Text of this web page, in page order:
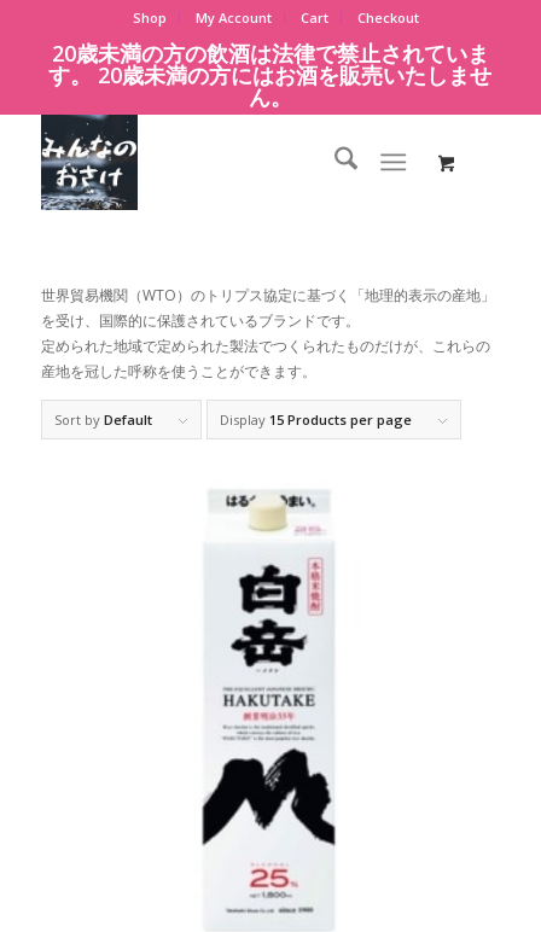
Shop My Account Cart Checkout
20歳未満の方の飲酒は法律で禁止されていま
す。 20歳未満の方にはお酒を販売いたしませ
ん。
世界貿易機関（WTO）のトリプス協定に基づく「地理的表示の産地」
を受け、国際的に保護されているブランドです。
定められた地域で定められた製法でつくられたものだけが、これらの
産地を冠した呼称を使うことができます。
Sort by Default Display 15 Products per page